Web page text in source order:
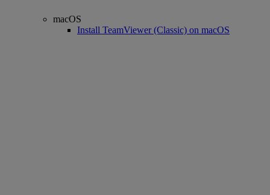
macOS
Install TeamViewer (Classic) on macOS